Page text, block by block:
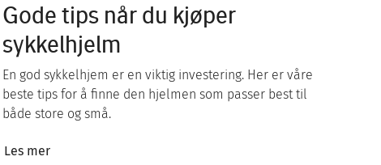
Gode tips når du kjøper
sykkelhjelm
En god sykkelhjem er en viktig investering. Her er våre
beste tips for å finne den hjelmen som passer best til
både store og små.
Les mer